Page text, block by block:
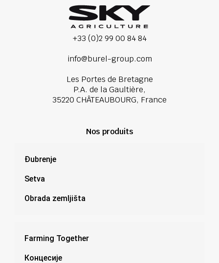
+33 (0)2 99 00 84 84
info@burel-group.com
Les Portes de Bretagne
P.A. de la Gaultière,
35220 CHÂTEAUBOURG, France
Nos produits
Đubrenje
Setva
Obrada zemljišta
Farming Together
Концесије